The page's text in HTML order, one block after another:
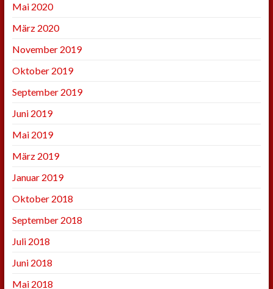
Mai 2020
März 2020
November 2019
Oktober 2019
September 2019
Juni 2019
Mai 2019
März 2019
Januar 2019
Oktober 2018
September 2018
Juli 2018
Juni 2018
Mai 2018